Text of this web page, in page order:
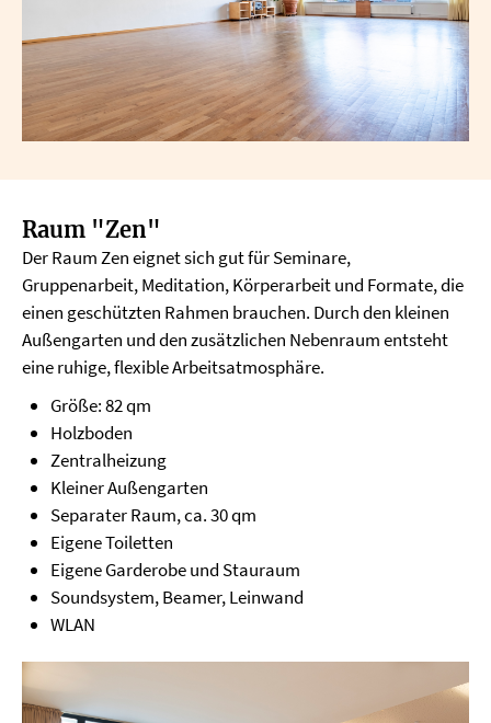
Raum "Zen"
Der Raum Zen eignet sich gut für Seminare,
Gruppenarbeit, Meditation, Körperarbeit und Formate, die
einen geschützten Rahmen brauchen. Durch den kleinen
Außengarten und den zusätzlichen Nebenraum entsteht
eine ruhige, flexible Arbeitsatmosphäre.
Größe: 82 qm
Holzboden
Zentralheizung
Kleiner Außengarten
Separater Raum, ca. 30 qm
Eigene Toiletten
Eigene Garderobe und Stauraum
Soundsystem, Beamer, Leinwand
WLAN